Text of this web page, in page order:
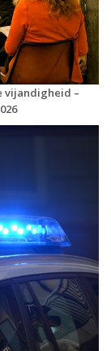
vijandigheid –